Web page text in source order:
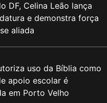
DF, Celina Leão lança
e demonstra força
aliada
uso da Bíblia como
apoio escolar é
em Porto Velho